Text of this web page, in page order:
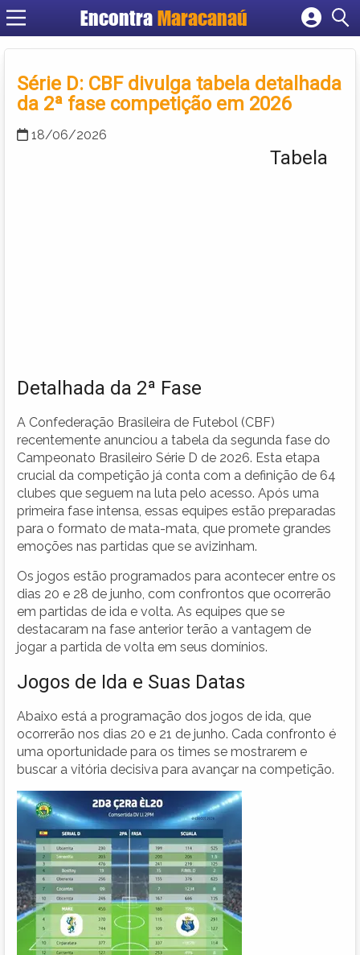
Encontra Maracanaú
Cadastrar empresa
Criar conta
Série D: CBF divulga tabela detalhada
da 2ª fase competição em 2026
18/06/2026
Tabela
Detalhada da 2ª Fase
A Confederação Brasileira de Futebol (CBF)
recentemente anunciou a tabela da segunda fase do
Campeonato Brasileiro Série D de 2026. Esta etapa
crucial da competição já conta com a definição de 64
clubes que seguem na luta pelo acesso. Após uma
primeira fase intensa, essas equipes estão preparadas
para o formato de mata-mata, que promete grandes
emoções nas partidas que se avizinham.
Os jogos estão programados para acontecer entre os
dias 20 e 28 de junho, com confrontos que ocorrerão
em partidas de ida e volta. As equipes que se
destacaram na fase anterior terão a vantagem de
jogar a partida de volta em seus domínios.
Jogos de Ida e Suas Datas
Abaixo está a programação dos jogos de ida, que
ocorrerão nos dias 20 e 21 de junho. Cada confronto é
uma oportunidade para os times se mostrarem e
buscar a vitória decisiva para avançar na competição.